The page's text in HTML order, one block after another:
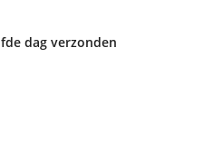
dag verzonden